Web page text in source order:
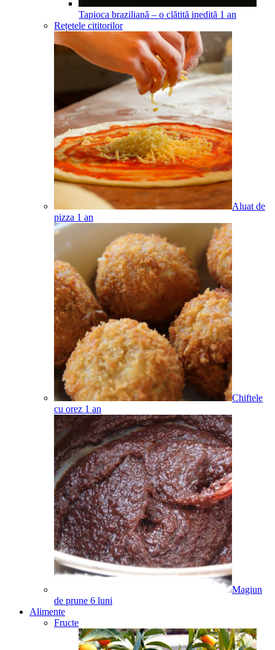
Tapioca braziliană – o clătită inedită 1 an
Rețetele cititorilor
Aluat de
pizza 1 an
Chiftele
cu orez 1 an
Magiun
de prune 6 luni
Alimente
Fructe